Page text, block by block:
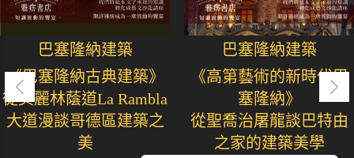
巴塞隆納建築
《巴塞隆納古典建築》
從美麗林蔭道La Rambla
大道漫談哥德區建築之
美
巴塞隆納建築
《高第藝術的新時代巴
塞隆納》
從聖喬治屠龍談巴特由
之家的建築美學